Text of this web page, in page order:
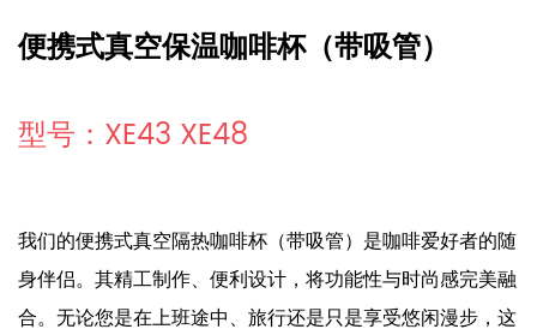
便携式真空保温咖啡杯（带吸管）
型号：XE43 XE48
我们的便携式真空隔热咖啡杯（带吸管）是咖啡爱好者的随
身伴侣。其精工制作、便利设计，将功能性与时尚感完美融
合。无论您是在上班途中、旅行还是只是享受悠闲漫步，这